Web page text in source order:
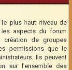
plus haut niveau de
aspects du forum
création de groupes
permissions que le
Ils peuvent
sur l’ensemble des